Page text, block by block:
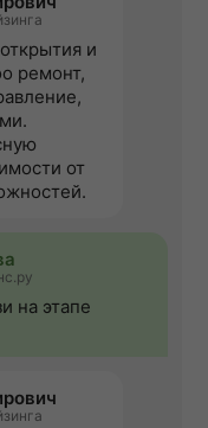
и
ремонт,
от
на этапе